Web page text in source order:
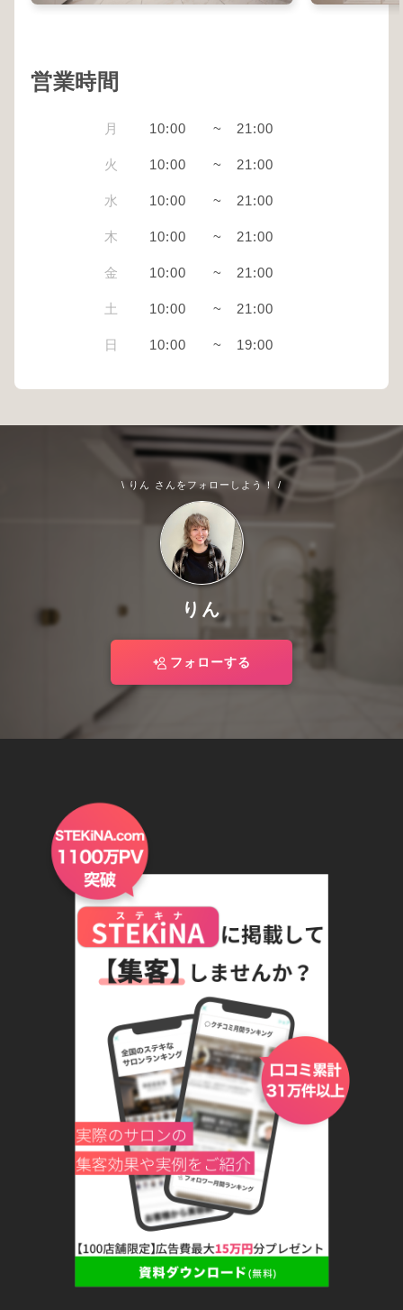
営業時間
月 10:00 ~ 21:00
火 10:00 ~ 21:00
水 10:00 ~ 21:00
木 10:00 ~ 21:00
金 10:00 ~ 21:00
土 10:00 ~ 21:00
日 10:00 ~ 19:00
\ りん さんをフォローしよう！ /
りん
フォローする